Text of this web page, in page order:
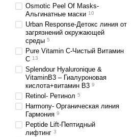
Osmotic Peel Of Masks-
Альгинатные маски 10
Urban Response-Детокс линия от
загрязнений окружающей
среды 5
Pure Vitamin C-Чистый Витамин
С 13
Splendour Hyaluronique &
VitaminB3 – Гиалуроновая
кислота+витамин В3 9
Retinol- Ретинол 5
Harmony- Органическая линия
Гармония 9
Peptide Lift-Пептидный
лифтинг 3